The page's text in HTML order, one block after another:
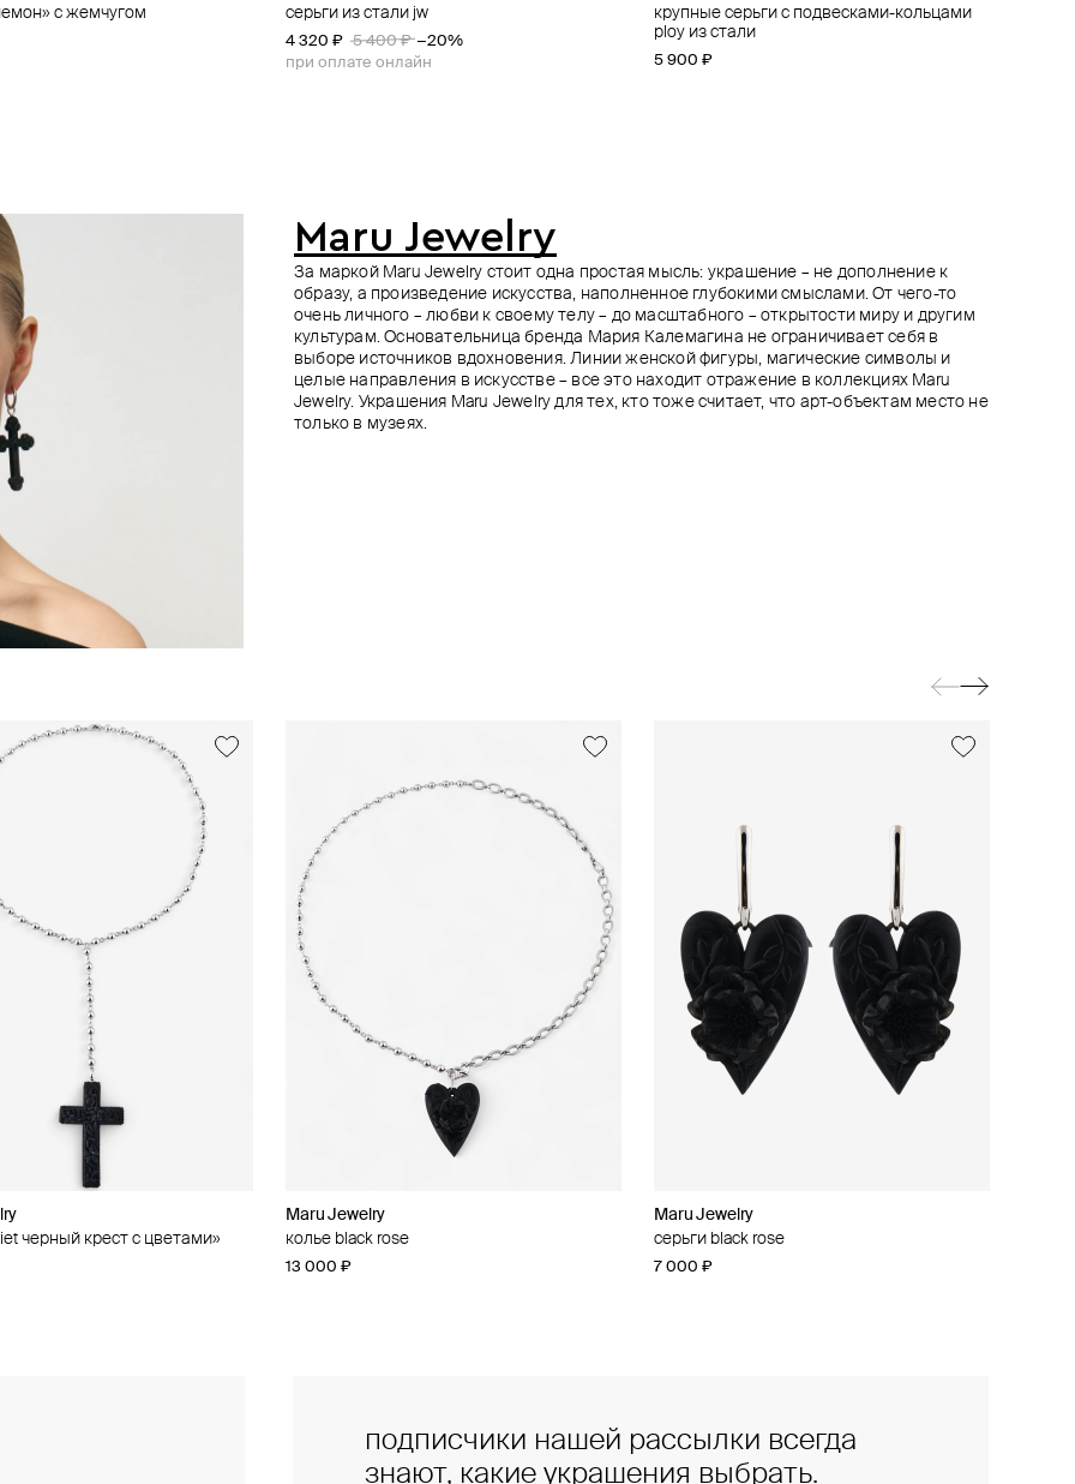
с жемчугом
серьги из стали jw
4 320 ₽ 5 400 ₽ −20%
при оплате онлайн
крупные серьги с подвесками-кольцами
ploy из стали
5 900 ₽
из нержавеющей стали
моносерьга earring ink из стали
4 000 ₽
асимметричные металлические серьги
stakes из стали
5 100 ₽
пирсинг-
balls из стали
моносерьга с подвеской-локетом «око»
5 220 ₽ 5 800 ₽ −10%
при оплате онлайн
серебристые серьги-цепи
3 720 ₽ 6 200 ₽
при оплате онлайн
серьги-полукольца со
серьги black rose
7 000 ₽
кафф из серебра tri
4 600 ₽
Maru Jewelry
За маркой Maru Jewelry стоит одна простая мысль: украшение – не дополнение к
образу, а произведение искусства, наполненное глубокими смыслами. От чего-то
очень личного – любви к своему телу – до масштабного – открытости миру и другим
культурам. Основательница бренда Мария Калемагина не ограничивает себя в
выборе источников вдохновения. Линии женской фигуры, магические символы и
целые направления в искусстве – все это находит отражение в коллекциях Maru
Jewelry. Украшения Maru Jewelry для тех, кто тоже считает, что арт-объектам место не
только в музеях.
черный крест с цветами»
Maru Jewelry
колье black rose
13 000 ₽
Maru Jewelry
серьги black rose
7 000 ₽
Maru Jewelry
моносерьга black drama
6 250 ₽
подписчики нашей рассылки всегда
знают, какие украшения выбрать.